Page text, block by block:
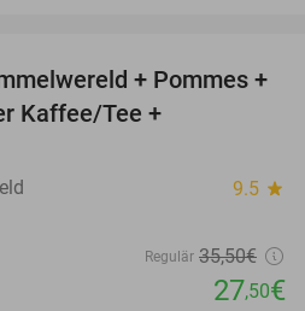
23%
+ Pommes +
Kaffee/Tee +
9.5 star
Regulär 35,50€
27,50€